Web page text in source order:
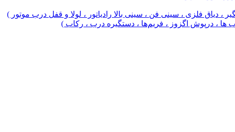
، دیاق فلزی ، سینی فن ، سینی بالا رادیاتور ، لولا و قفل درب موتور )
ها ، درپوش اگزوز ، فریم‌ها ، دستگیره درب ، رکاب )